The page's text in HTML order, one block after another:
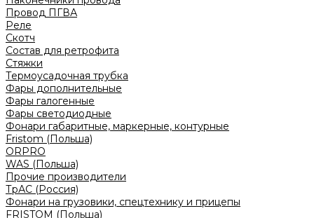
Провод ПГВА
Реле
Скотч
Состав для ретрофита
Стяжки
Термоусадочная трубка
Фары дополнительные
Фары галогенные
Фары светодиодные
Фонари габаритные, маркерные, контурные
Fristom (Польша)
ORPRO
WAS (Польша)
Прочие производители
ТрАС (Россия)
Фонари на грузовики, спецтехнику и прицепы
FRISTOM (Польша)